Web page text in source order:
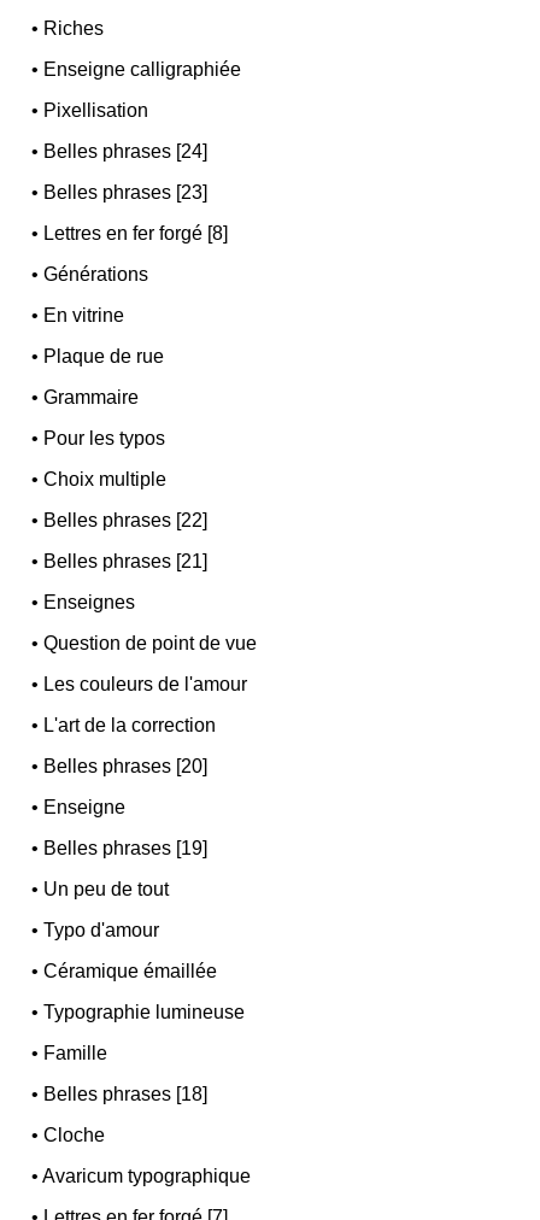
• Riches
• Enseigne calligraphiée
• Pixellisation
• Belles phrases [24]
• Belles phrases [23]
• Lettres en fer forgé [8]
•Générations
• En vitrine
• Plaque de rue
•Grammaire
• Pour les typos
•Choix multiple
• Belles phrases [22]
• Belles phrases [21]
• Enseignes
•Question de point de vue
• Les couleurs de l'amour
• L'art de la correction
• Belles phrases [20]
• Enseigne
• Belles phrases [19]
• Un peu de tout
•Typo d'amour
•Céramique émaillée
•Typographie lumineuse
• Famille
• Belles phrases [18]
•Cloche
•Avaricum typographique